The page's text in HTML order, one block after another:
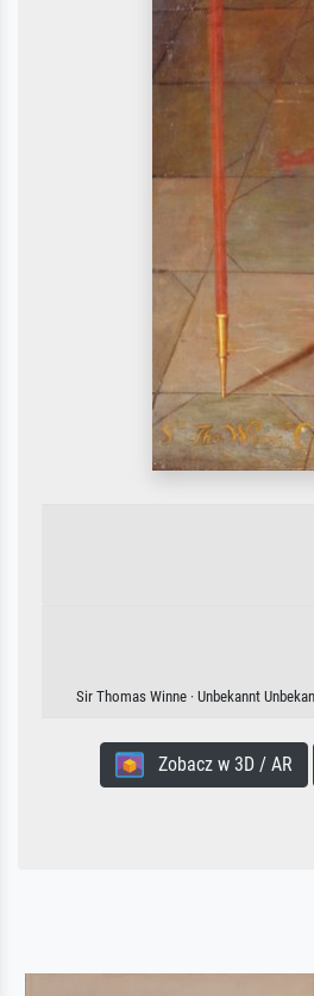
Sir Thomas Winne · Unbekannt
Zobacz w 3D / AR